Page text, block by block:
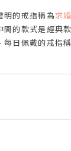
明的戒指稱為求
的款式是經典
每日佩戴的戒指